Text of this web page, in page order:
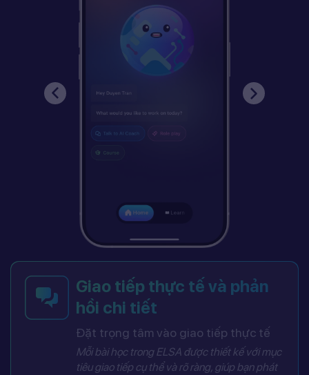
Giao tiếp thực tế và phản
hồi chi tiết
Đặt trọng tâm vào giao tiếp thực tế
Mỗi bài học trong ELSA được thiết kế với mục
tiêu giao tiếp cụ thể và rõ ràng, giúp bạn phát